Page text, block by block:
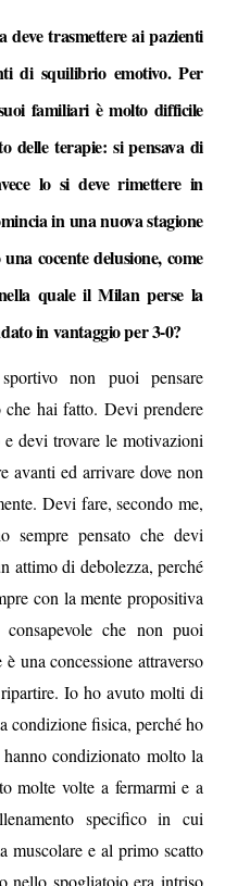
deve trasmettere ai pazienti
di squilibrio emotivo. Per
familiari è molto difficile
delle terapie: si pensava di
lo si deve rimettere in
in una nuova stagione
cocente delusione, come
quale il Milan perse la
in vantaggio per 3-0?
non puoi pensare
che hai fatto. Devi prendere
e devi trovare le motivazioni
avanti ed arrivare dove non
Devi fare, secondo me,
sempre pensato che devi
attimo di debolezza, perché
con la mente propositiva
che non puoi
una concessione attraverso
Io ho avuto molti di
condizione fisica, perché ho
condizionato molto la
molte volte a fermarmi e a
specifico in cui
muscolare e al primo scatto
nello spogliatoio era intriso